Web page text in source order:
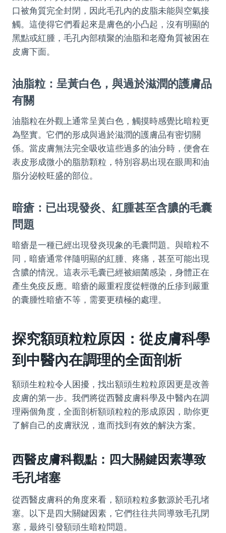
口被角質完全封閉，因此毛孔內的皮脂未能與空氣接
觸。這使得它們看起來是膚色的小凸起，沒有明顯的
黑點或紅腫，毛孔內部積聚的油脂和老廢角質被困在
皮膚下面。
油脂粒：呈黃白色，與過於滋潤的護膚品
有關
油脂粒在外觀上通常呈黃白色，觸摸時感覺比暗粒更
為堅實。它們的形成與過於滋潤的護膚品有密切關
係。當皮膚無法完全吸收這些過多的油分時，便會在
表皮形成微小的脂肪顆粒，特別容易出現在眼周和油
脂分泌較旺盛的部位。
暗瘡：已出現發炎、紅腫甚至含膿的毛囊
問題
暗瘡是一種已經出現發炎現象的毛囊問題。與暗粒不
同，暗瘡通常伴隨明顯的紅腫、疼痛，甚至可能出現
含膿的情況。這表示毛囊已經被細菌感染，身體正在
產生免疫反應。暗瘡的嚴重程度從輕微的丘疹到嚴重
的囊腫性暗瘡不等，需要更積極的處理。
探究額頭粒粒原因：從皮膚科學
到中醫內在調理的全面剖析
額頭生粒粒令人困擾，找出額頭生粒粒原因更是改善
皮膚的第一步。我們將從西醫皮膚科學及中醫內在調
理兩個角度，全面剖析額頭粒粒的形成原因，助你更
了解自己的皮膚狀況，進而找到有效的解決方案。
西醫皮膚科觀點：四大關鍵因素導致
毛孔堵塞
從西醫皮膚科的角度來看，額頭粒粒多數源於毛孔堵
塞。以下是四大關鍵因素，它們往往共同導致毛孔閉
塞，最終引發額頭生暗粒問題。